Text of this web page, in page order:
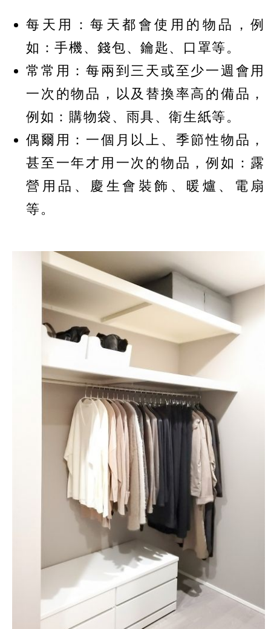
每天用：每天都會使用的物品，例
如：手機、錢包、鑰匙、口罩等。
常常用：每兩到三天或至少一週會用
一次的物品，以及替換率高的備品，
例如：購物袋、雨具、衛生紙等。
偶爾用：一個月以上、季節性物品，
甚至一年才用一次的物品，例如：露
營用品、慶生會裝飾、暖爐、電扇
等。